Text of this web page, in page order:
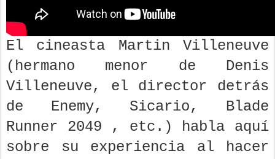
El cineasta Martin Villeneuve
(hermano menor de Denis
Villeneuve, el director detrás
de Enemy, Sicario, Blade
Runner 2049 , etc.) habla aquí
sobre su experiencia al hacer